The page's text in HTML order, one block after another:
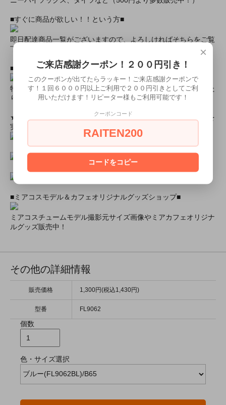
■すぐに商品が欲しい！！という方■
即日配達商品一覧がございますので、よろしければそちらをご覧
下さいませ。
■とにかく安くて高品質な商品が欲しい！という方■
特別割引商品を掲載しています！最大８０％引きの商品もあった
りします！
★ミアカフェ・ミアリラでは有名高校制服を着用したイベントを
実施中★
■ミアコスモデル＆カフェオリジナルグッズショップ■
ミアコスチュームモデル撮影元サイズ画像やミアカフェオリジナ
ルグッズ販売中！
その他の詳細情報
販売価格 1,300円(税込1,430円)
型番 FL9062
個数
色・サイズ選択
×
ご来店感謝クーポン！２００円引き！
このクーポンが出てたらラッキー！ご来店感謝クーポンで
す！１回６０００円以上ご利用で２００円引きとしてご利
用いただけます！リピーター様もご利用可能です！
クーポンコード
RAITEN200
コードをコピー